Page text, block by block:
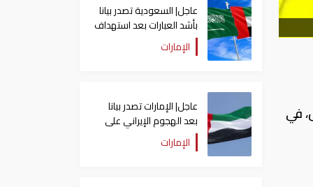
في
عاجل| السعودية تصدر بيانا
بأشد العبارات بعد استهداف
إيران لناقلة إماراتية
الإمارات
عاجل| الإمارات تصدر بيانا
بعد الهجوم الإيراني على
سفينة تابعة لـ"أدنوك"
الإمارات